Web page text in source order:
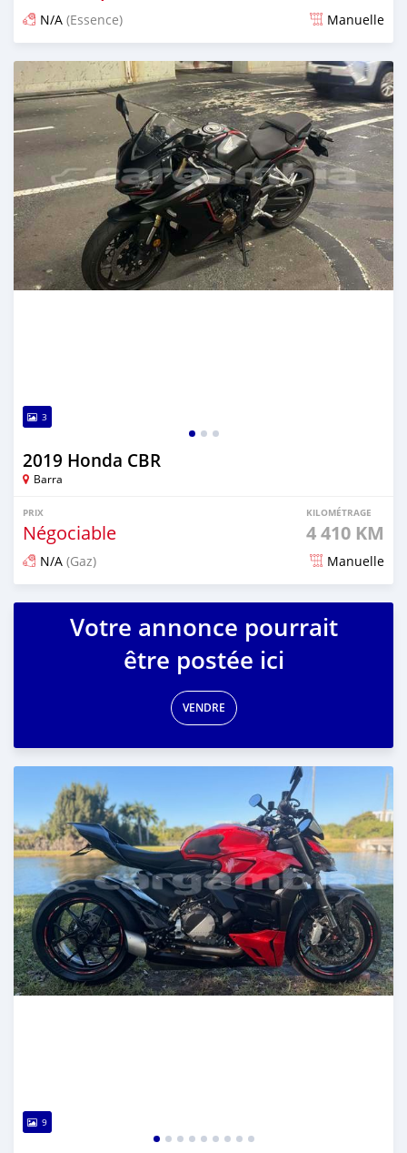
N/A (Essence) Manuelle
Publié il y a 5 mois
3
2019 Honda CBR
Barra
PRIX
Négociable
KILOMÉTRAGE
4 410 KM
N/A (Gaz) Manuelle
Publié il y a 5 mois
Votre annonce pourrait
être postée ici
VENDRE
9